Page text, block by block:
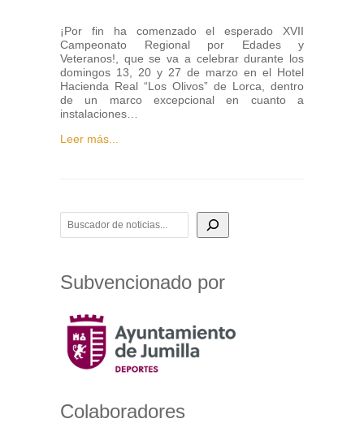
¡Por fin ha comenzado el esperado XVII
Campeonato Regional por Edades y
Veteranos!, que se va a celebrar durante los
domingos 13, 20 y 27 de marzo en el Hotel
Hacienda Real “Los Olivos” de Lorca, dentro
de un marco excepcional en cuanto a
instalaciones…
Leer más...
BUSCADOR DE NOTICIAS
Subvencionado por
Colaboradores